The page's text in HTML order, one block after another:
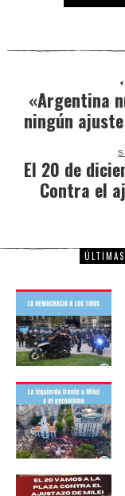
«Argentina
ningún
El 20 de
Contra el